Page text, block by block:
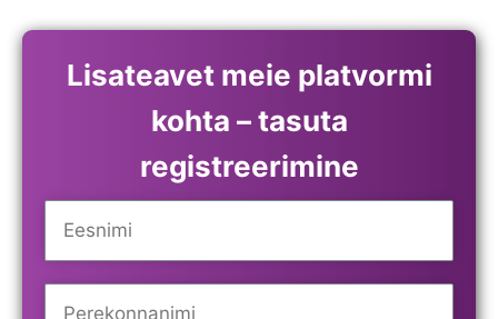
Lisateavet meie platvormi
kohta – tasuta
registreerimine